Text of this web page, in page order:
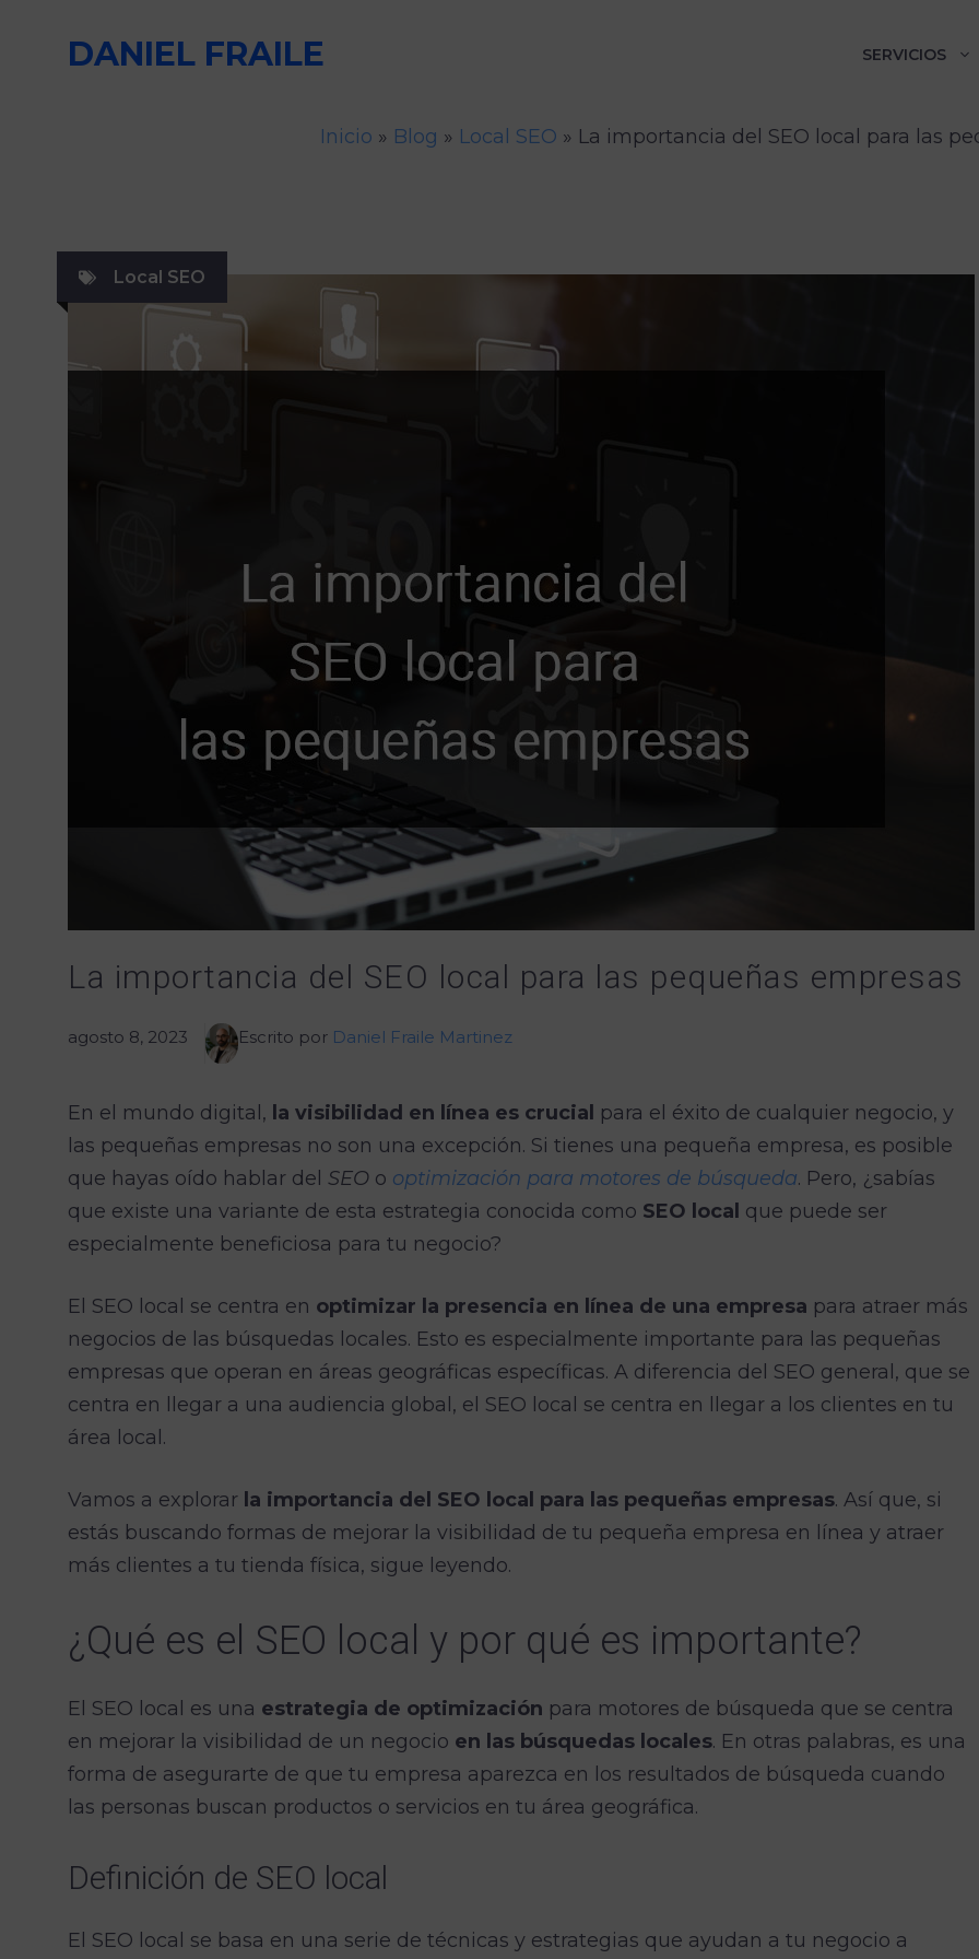
DANIEL FRAILE SERVICIOS
Inicio » Blog » Local SEO » La importancia del SEO local para las
Local SEO
La importancia del SEO local para las pequeñas empresas
agosto 8, 2023 Escrito por Daniel Fraile Martinez
En el mundo digital, la visibilidad en línea es crucial para el éxito de cualquier negocio, y
las pequeñas empresas no son una excepción. Si tienes una pequeña empresa, es posible
que hayas oído hablar del SEO o optimización para motores de búsqueda. Pero, ¿sabías
que existe una variante de esta estrategia conocida como SEO local que puede ser
especialmente beneficiosa para tu negocio?
El SEO local se centra en optimizar la presencia en línea de una empresa para atraer más
negocios de las búsquedas locales. Esto es especialmente importante para las pequeñas
empresas que operan en áreas geográficas específicas. A diferencia del SEO general, que se
centra en llegar a una audiencia global, el SEO local se centra en llegar a los clientes en tu
área local.
Vamos a explorar la importancia del SEO local para las pequeñas empresas. Así que, si
estás buscando formas de mejorar la visibilidad de tu pequeña empresa en línea y atraer
más clientes a tu tienda física, sigue leyendo.
¿Qué es el SEO local y por qué es importante?
El SEO local es una estrategia de optimización para motores de búsqueda que se centra
en mejorar la visibilidad de un negocio en las búsquedas locales. En otras palabras, es una
forma de asegurarte de que tu empresa aparezca en los resultados de búsqueda cuando
las personas buscan productos o servicios en tu área geográfica.
Definición de SEO local
El SEO local se basa en una serie de técnicas y estrategias que ayudan a tu negocio a